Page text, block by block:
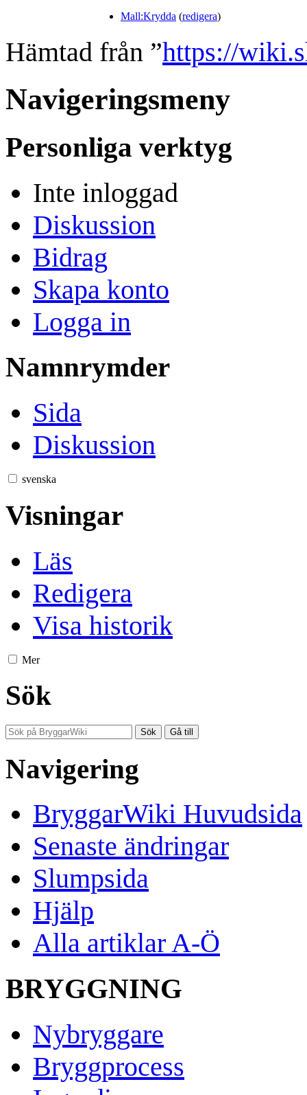
Mall:Krydda (redigera)
Hämtad från ”https://
Navigeringsmeny
Personliga verktyg
Inte inloggad
Diskussion
Bidrag
Skapa konto
Logga in
Namnrymder
Sida
Diskussion
svenska
Visningar
Läs
Redigera
Visa historik
Mer
Sök
Navigering
BryggarWiki Huvudsida
Senaste ändringar
Slumpsida
Hjälp
Alla artiklar A-Ö
BRYGGNING
Nybryggare
Bryggprocess